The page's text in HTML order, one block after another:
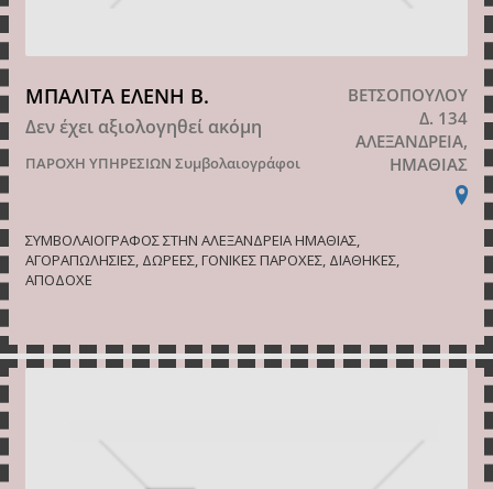
ΜΠΑΛΙΤΑ ΕΛΕΝΗ Β.
Δεν έχει αξιολογηθεί ακόμη
ΠΑΡΟΧΗ ΥΠΗΡΕΣΙΩΝ Συμβολαιογράφοι
ΒΕΤΣΟΠΟΥΛΟΥ
Δ. 134
ΑΛΕΞΑΝΔΡΕΙΑ,
ΗΜΑΘΙΑΣ
ΣΥΜΒΟΛΑΙΟΓΡΑΦΟΣ ΣΤΗΝ ΑΛΕΞΑΝΔΡΕΙΑ ΗΜΑΘΙΑΣ,
ΑΓΟΡΑΠΩΛΗΣΙΕΣ, ΔΩΡΕΕΣ, ΓΟΝΙΚΕΣ ΠΑΡΟΧΕΣ, ΔΙΑΘΗΚΕΣ,
ΑΠΟΔΟΧΕ